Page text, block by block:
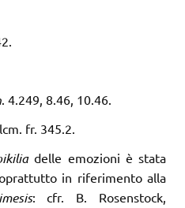
. 4.249, 8.46, 10.46.
fr. 345.2.
delle emozioni è stata
in riferimento alla
: cfr. B. Rosenstock,